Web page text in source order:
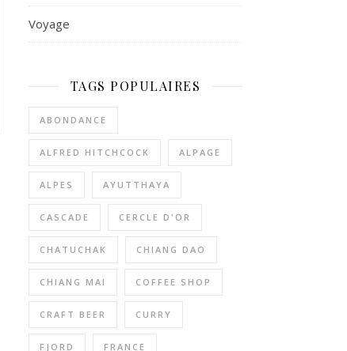
Voyage
TAGS POPULAIRES
ABONDANCE
ALFRED HITCHCOCK ALPAGE
ALPES AYUTTHAYA
CASCADE CERCLE D'OR
CHATUCHAK CHIANG DAO
CHIANG MAI COFFEE SHOP
CRAFT BEER CURRY
FJORD FRANCE